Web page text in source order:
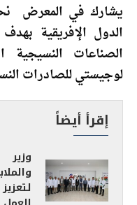
الدول الإفريقية
الصناعات
لوجيستي للصادرات
إقرأ أيضاً
وزير